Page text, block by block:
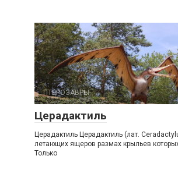
ПТЕРОЗАВРЫ
Церадактиль
Церадактиль Церадактиль (лат.
летающих ящеров размах крыльев
Только